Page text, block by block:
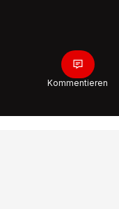
Kommentieren